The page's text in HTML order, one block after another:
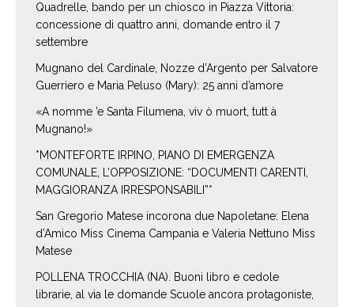
Quadrelle, bando per un chiosco in Piazza Vittoria:
concessione di quattro anni, domande entro il 7
settembre
Mugnano del Cardinale, Nozze d’Argento per Salvatore
Guerriero e Maria Peluso (Mary): 25 anni d’amore
«A nomme ’e Santa Filumena, viv ò muort, tutt à
Mugnano!»
*MONTEFORTE IRPINO, PIANO DI EMERGENZA
COMUNALE, L’OPPOSIZIONE: “DOCUMENTI CARENTI,
MAGGIORANZA IRRESPONSABILI”*
San Gregorio Matese incorona due Napoletane: Elena
d’Amico Miss Cinema Campania e Valeria Nettuno Miss
Matese
POLLENA TROCCHIA (NA). Buoni libro e cedole
librarie, al via le domande Scuole ancora protagoniste,